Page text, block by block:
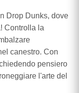
Drop Dunks, dove
Controlla la
canestro. Con
pensiero
l'arte del